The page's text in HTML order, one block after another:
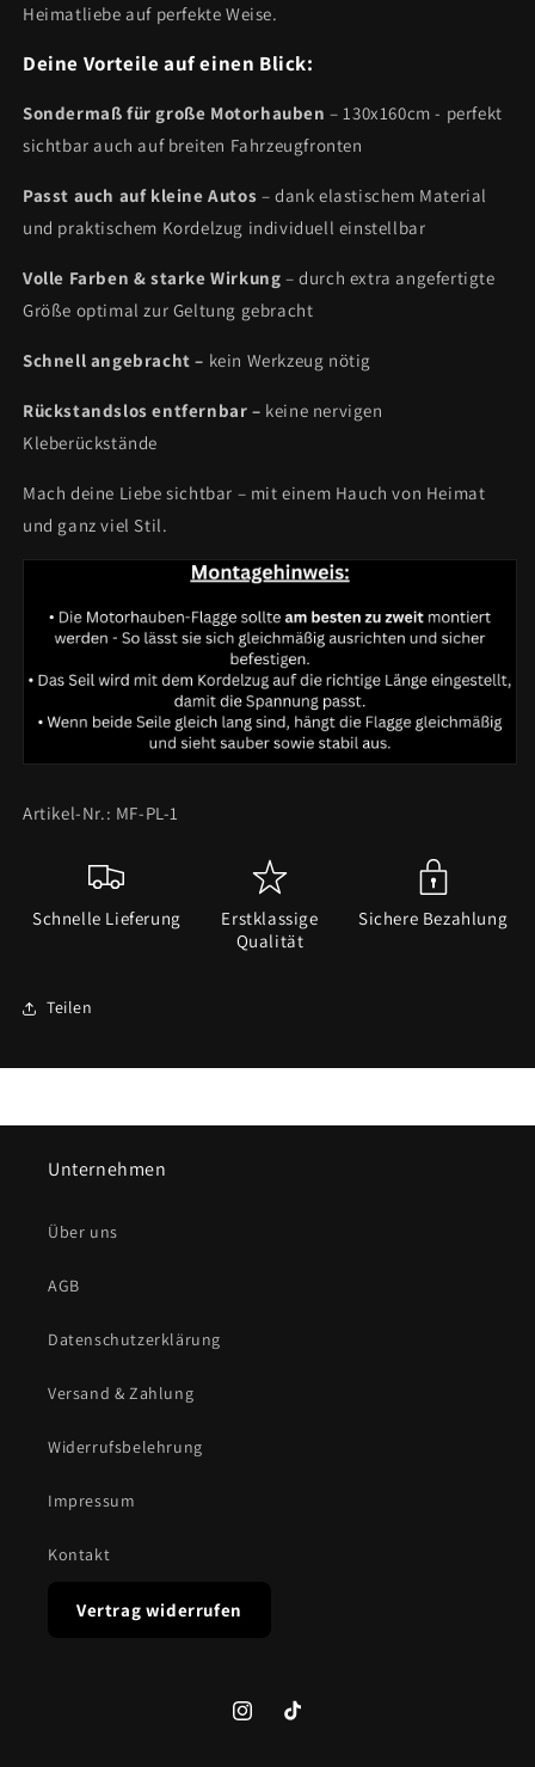
Heimatliebe auf perfekte Weise.
Deine Vorteile auf einen Blick:
Sondermaß für große Motorhauben – 130x160cm - perfekt
sichtbar auch auf breiten Fahrzeugfronten
Passt auch auf kleine Autos – dank elastischem Material
und praktischem Kordelzug individuell einstellbar
Volle Farben & starke Wirkung – durch extra angefertigte
Größe optimal zur Geltung gebracht
Schnell angebracht – kein Werkzeug nötig
Rückstandslos entfernbar – keine nervigen
Kleberückstände
Mach deine Liebe sichtbar – mit einem Hauch von Heimat
und ganz viel Stil.
Artikel-Nr.: MF-PL-1
Schnelle Lieferung
Erstklassige
Qualität
Sichere Bezahlung
Teilen
Unternehmen
Über uns
AGB
Datenschutzerklärung
Versand & Zahlung
Widerrufsbelehrung
Impressum
Kontakt
Vertrag widerrufen
InstagramTikTok